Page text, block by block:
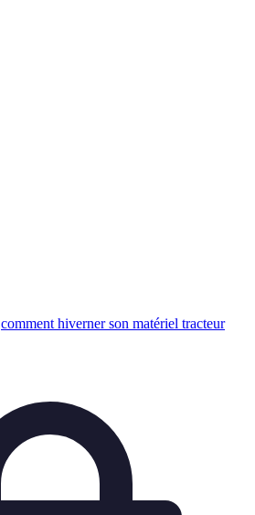
comment hiverner son matériel tracteur